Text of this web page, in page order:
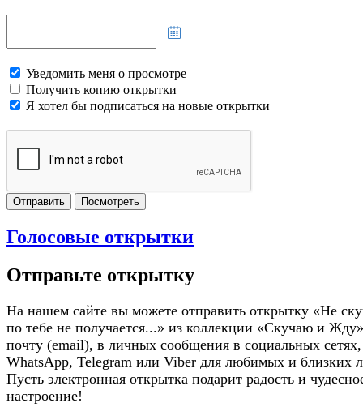
Уведомить меня о просмотре
Получить копию открытки
Я хотел бы подписаться на новые открытки
Отправить Посмотреть
Голосовые открытки
Отправьте открытку
На нашем сайте вы можете отправить открытку «Не
по тебе не получается...» из коллекции «Скучаю и
почту (email), в личных сообщения в социальных
WhatsApp, Telegram или Viber для любимых и близких
Пусть электронная открытка подарит радость и
настроение!